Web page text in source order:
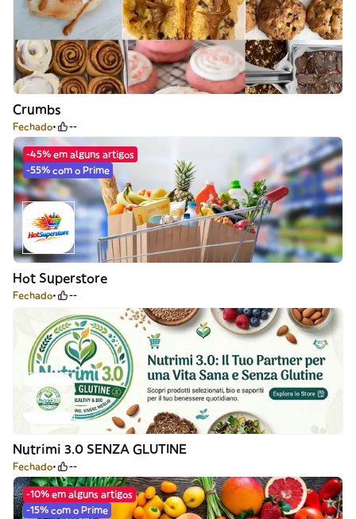
Crumbs
Fechado --
-45% em alguns artigos
-55% com o Prime
Hot Superstore
Fechado --
Nutrimi 3.0 SENZA GLUTINE
Fechado --
-10% em alguns artigos
-15% com o Prime